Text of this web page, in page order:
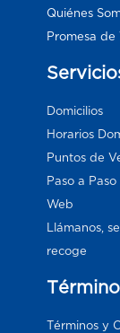
Quiénes
Promesa de
Domicilios
Horarios
Puntos de
Paso a
Web
Llámanos,
recoge
Términos y